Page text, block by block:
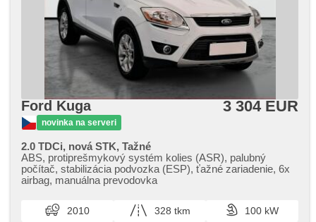
strešný nosič, ukazovateľ rýchlostného limitu (SLIF), voľba
jazdného režimu, vyhrievané sedadlá, vyhřívaná zadní
sedadla, vyhrievané zrkadlá, vyhrievané predné sklo,
vyhrievaný volant, výškovo nastaviteľné sedadlá, výškovo
nastaviteľné sedadlo vodiča, zadná lakťová opierka, zadný
stierač, zadné svetlá LED, zatmavené zadné sklá, radenie
pádlami pod volantom
Ford Kuga
novinka na serveri
3 304 EUR
2.0 TDCi, nová STK, Tažné
ABS, protiprešmykový systém kolies (ASR), palubný
počítač, stabilizácia podvozka (ESP), ťažné zariadenie, 6x
airbag, manuálna prevodovka
2010 328 tkm
100 kW